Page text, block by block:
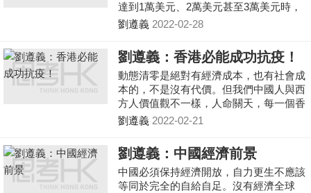
達到1萬美元、2萬美元甚至3萬美元時，
經濟增長率（從美日兩國的經驗看）依然
相當樂觀的。
劉遵義 2022-02-28
劉遵義：香港必能成功抗疫！
動態清零是絕對有經濟成本，也有社會成
本的，不是沒有代價。但我們中國人與西
方人價值觀不一樣，人命關天，每一個香
港居民的生命都是珍貴的。
劉遵義 2022-02-21
劉遵義：中國經濟前景
中國必須保持經濟開放，自力更生不應該
等同於完全的自給自足。沒有經濟全球